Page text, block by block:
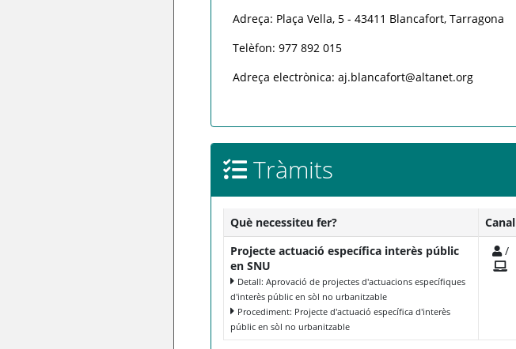
Adreça: Plaça Vella, 5 - 43411 Blancafort, Tarragona
Telèfon: 977 892 015
Adreça electrònica: aj.blancafort@altanet.org
Tràmits
Què necessiteu fer? Canal
Projecte actuació específica interès públic
en SNU
Detall: Aprovació de projectes d'actuacions específiques
d'interès públic en sòl no urbanitzable
Procediment: Projecte d'actuació específica d'interès
públic en sòl no urbanitzable
/